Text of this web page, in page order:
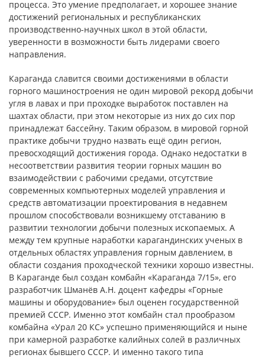
процесса. Это умение предполагает, и хорошее знание
достижений региональных и республиканских
производственно-научных школ в этой области,
уверенности в возможности быть лидерами своего
направления.
Караганда славится своими достижениями в области
горного машиностроения не один мировой рекорд добычи
угля в лавах и при проходке выработок поставлен на
шахтах области, при этом некоторые из них до сих пор
принадлежат бассейну. Таким образом, в мировой горной
практике добычи трудно назвать ещё один регион,
превосходящий достижения города. Однако недостатки в
несоответствии развития теории горных машин во
взаимодействии с рабочими средами, отсутствие
современных компьютерных моделей управления и
средств автоматизации проектирования в недавнем
прошлом способствовали возникшему отставанию в
развитии технологии добычи полезных ископаемых. А
между тем крупные наработки карагандинских ученых в
отдельных областях управления горным давлением, в
области создания проходческой техники хорошо известны.
В Караганде был создан комбайн «Караганда 7/15», его
разработчик Шманёв А.Н. доцент кафедры «Горные
машины и оборудование» был оценен государственной
премией СССР. Именно этот комбайн стал прообразом
комбайна «Урал 20 КС» успешно применяющийся и ныне
при камерной разработке калийных солей в различных
регионах бывшего СССР. И именно такого типа